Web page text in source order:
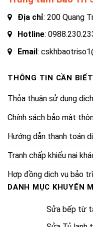
Địa chỉ: 200 Quang
Hotline:
Email:
THÔNG TIN CẦN BIẾT
Thỏa thuận sử dụng
Chính sách bảo mật
Hướng dẫn thanh toán
Tranh chấp khiếu nại
Hợp đồng dịch vụ bảo
DANH MỤC KHUYẾN
Sửa bếp từ